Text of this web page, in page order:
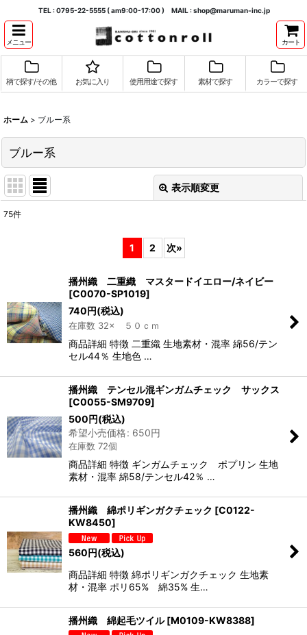
TEL : 0795-22-5555 ( am9:00-17:00 ) MAIL : shop@maruman-inc.jp
メニュー カート
柄で探す/その他 お気に入り 使用用途で探す 素材で探す カラーで探す
ホーム > ブルー系
ブルー系
表示順変更
絞り込む
75件
1 2 次»
播州織 二重織 マスタードイエロー/ネイビー
[C0070-SP1019]
740円(税込)
在庫数 32× ５０ｃｍ
商品詳細 特徴 二重織 生地素材・混率 綿56/テン
セル44％ 生地色 …
播州織 テンセル混ギンガムチェック サックス
[C0055-SM9709]
500円(税込)
希望小売価格: 650円
在庫数 72個
商品詳細 特徴 ギンガムチェック ポプリン 生地
素材・混率 綿58/テンセル42％ …
播州織 綿ポリギンガクチェック [C0122-
KW8450]
560円(税込)
商品詳細 特徴 綿ポリギンガクチェック 生地素
材・混率 ポリ65% 綿35% 生…
播州織 綿起毛ツイル [M0109-KW8388]